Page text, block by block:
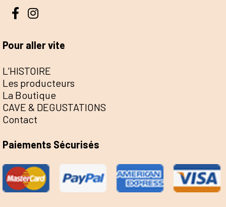
Pour aller vite
L’HISTOIRE
Les producteurs
La Boutique
CAVE & DEGUSTATIONS
Contact
Paiements Sécurisés